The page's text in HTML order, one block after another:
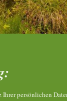
persönlichen